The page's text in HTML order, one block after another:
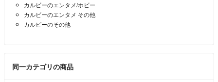
カルビーのエンタメ/ホビー
カルビーのエンタメ その他
カルビーのその他
同一カテゴリの商品